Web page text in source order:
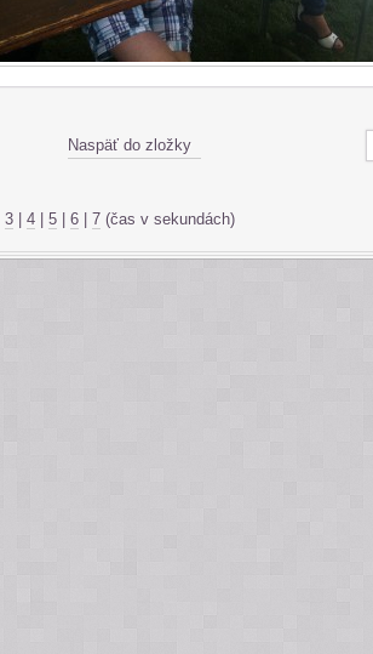
Naspäť do zložky
3 4 5 6 7 (čas v sekundách)